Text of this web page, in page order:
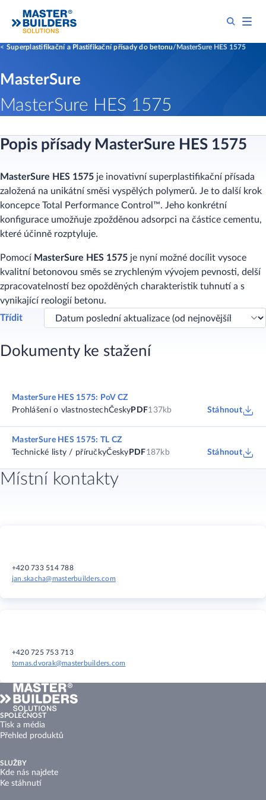
Superplastifikační a Plastifikační přísady do betonu MasterSure HES 1575
MasterSure
MasterSure HES 1575
Popis přísady MasterSure HES 1575
MasterSure HES 1575 je inovativní superplastifikační přísada
založená na unikátní směsi vyspělých polymerů. Je to další krok
koncepce Total Performance Control™. Jeho konkrétní
konfigurace umožňuje zpožděnou adsorpci na částice cementu,
které účinně rozptyluje.
Pomocí MasterSure HES 1575 je nyní možné docílit vysoce
kvalitní betonovou směs se zrychleným vývojem pevnosti, delší
zpracovatelností bez opožděných charakteristik tuhnutí a s
vynikající reologií betonu.
Třídit
Dokumenty ke stažení
MasterSure HES 1575: PoV CZ
Prohlášení o vlastnostechČesky PDF137kb Stáhnout
MasterSure HES 1575: TL CZ
Technické listy / příručkyČesky PDF187kb Stáhnout
Místní kontakty
+420 733 514 788
jan.skacha@masterbuilders.com
+420 725 753 713
tomas.dvorak@masterbuilders.com
SPOLEČNOST
Tisk a média
Přehled produktů
SLUŽBY
Kde nás najdete
Ke stáhnutí